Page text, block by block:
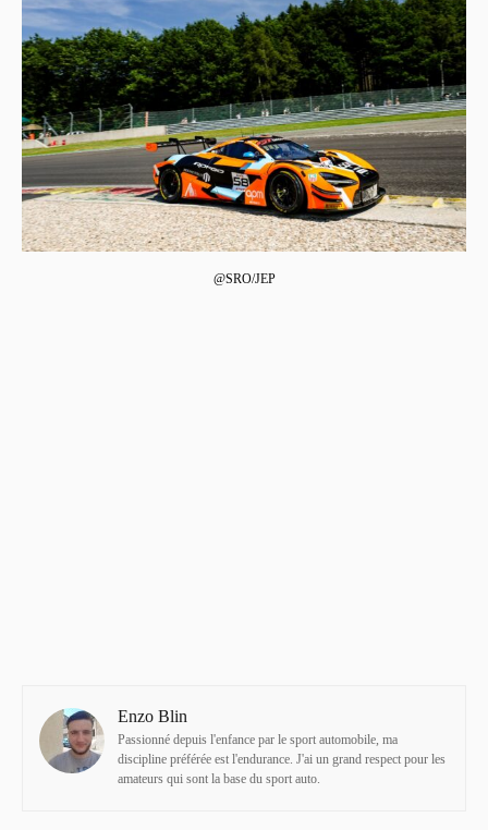
@SRO/JEP
Enzo Blin
Passionné depuis l'enfance par le sport automobile, ma
discipline préférée est l'endurance. J'ai un grand respect pour les
amateurs qui sont la base du sport auto.